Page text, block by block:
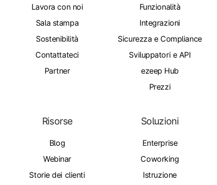
Lavora con noi
Sala stampa
Sostenibilità
Contattateci
Partner
Funzionalità
Integrazioni
Sicurezza e Compliance
Sviluppatori e API
ezeep Hub
Prezzi
Risorse
Blog
Webinar
Storie dei clienti
Soluzioni
Enterprise
Coworking
Istruzione